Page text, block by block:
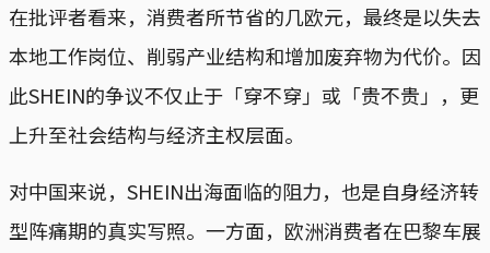
在批评者看来，消费者所节省的几欧元，最终是以失去
本地工作岗位、削弱产业结构和增加废弃物为代价。因
此SHEIN的争议不仅止于「穿不穿」或「贵不贵」，更
上升至社会结构与经济主权层面。
对中国来说，SHEIN出海面临的阻力，也是自身经济转
型阵痛期的真实写照。一方面，欧洲消费者在巴黎车展